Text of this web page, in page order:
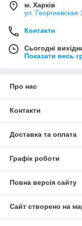
м. Харків
ул. Георгиевская
Контакти
Сьогодні
Показати весь
Про нас
Контакти
Доставка та оплата
Графік роботи
Повна версія сайту
Сайт створено на